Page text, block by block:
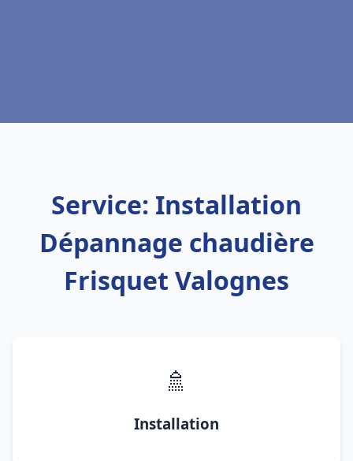
Service: Installation
Dépannage chaudière
Frisquet Valognes
🚿
Installation